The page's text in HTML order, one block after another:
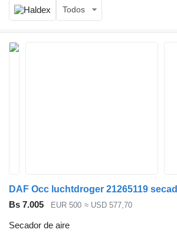
Todos
Bs 7.005 EUR 500 ≈ USD 577,70
Secador de aire